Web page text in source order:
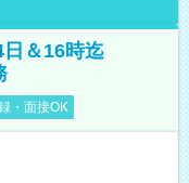
＆16時迄
・面接OK